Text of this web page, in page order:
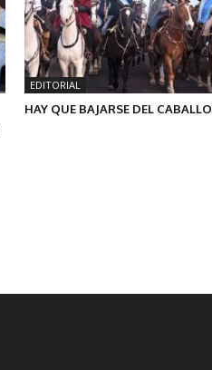
EDITORIAL
HAY QUE BAJARSE DEL CABALLO